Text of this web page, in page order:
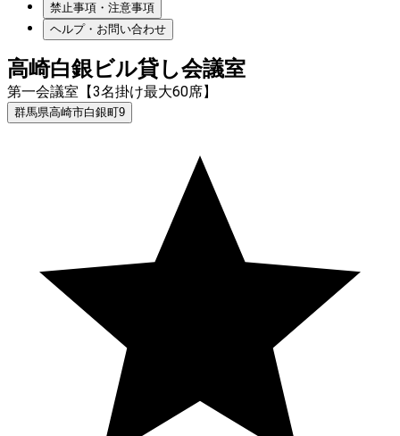
禁止事項・注意事項
ヘルプ・お問い合わせ
高崎白銀ビル貸し会議室
第一会議室【3名掛け最大60席】
群馬県高崎市白銀町9